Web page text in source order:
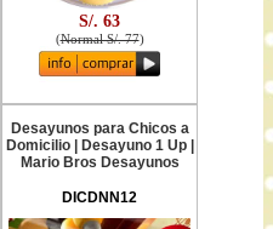
S/. 63
(Normal S/. 77)
Desayunos para Chicos a
Domicilio | Desayuno 1 Up |
Mario Bros Desayunos
DICDNN12